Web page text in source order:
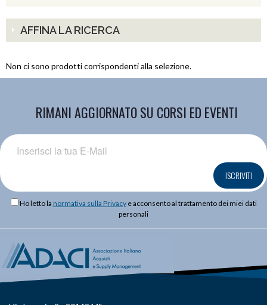
AFFINA LA RICERCA
Non ci sono prodotti corrispondenti alla selezione.
RIMANI AGGIORNATO SU CORSI ED EVENTI
ISCRIVITI
Ho letto la normativa sulla Privacye acconsento al trattamento dei miei dati
personali